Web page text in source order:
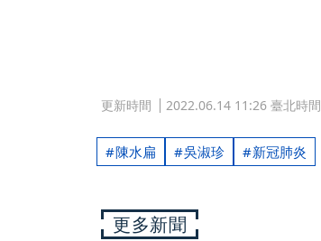
更新時間 2022.06.14 11:26 臺北時間
陳水扁 吳淑珍 新冠肺炎
更多新聞